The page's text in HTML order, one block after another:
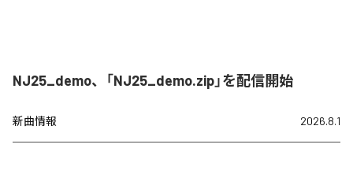
NJ25_demo、「NJ25_demo.zip」を配信開始
新曲情報 2026.8.1